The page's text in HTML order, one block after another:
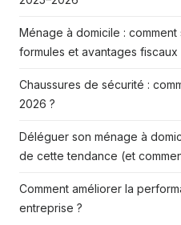
Ménage à domicile : comment
formules et avantages fiscaux
Chaussures de sécurité :
2026 ?
Déléguer son ménage à
de cette tendance (et
Comment améliorer la
entreprise ?